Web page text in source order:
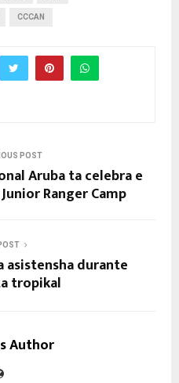
CCCAN
POST
Aruba ta celebra e
Ranger Camp
durante
tropikal
Author